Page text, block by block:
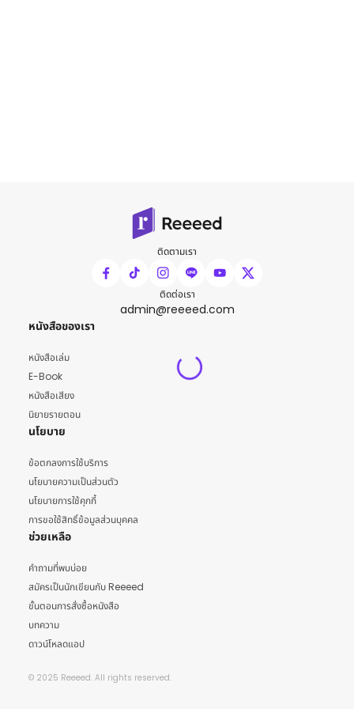
ติดตามเรา
ติดต่อเรา
admin@reeeed.com
หนังสือของเรา
หนังสือเล่ม
E-Book
หนังสือเสียง
นิยายรายตอน
นโยบาย
ข้อตกลงการใช้บริการ
นโยบายความเป็นส่วนตัว
นโยบายการใช้คุกกี้
การขอใช้สิทธิ์ข้อมูลส่วนบุคคล
ช่วยเหลือ
คำถามที่พบบ่อย
สมัครเป็นนักเขียนกับ Reeeed
ขั้นตอนการสั่งซื้อหนังสือ
บทความ
ดาวน์โหลดแอป
© 2025 Reeeed. All rights reserved.